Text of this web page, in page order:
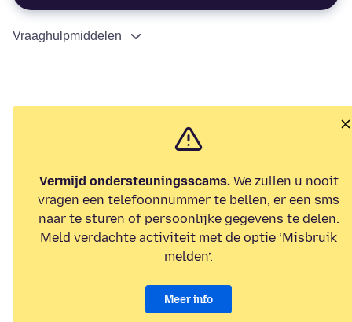
Vraaghulpmiddelen
Vermijd ondersteuningsscams.We zullen u nooit
vragen een telefoonnummer te bellen, er een sms
naar te sturen of persoonlijke gegevens te delen.
Meld verdachte activiteit met de optie ‘Misbruik
melden’.
Meer info